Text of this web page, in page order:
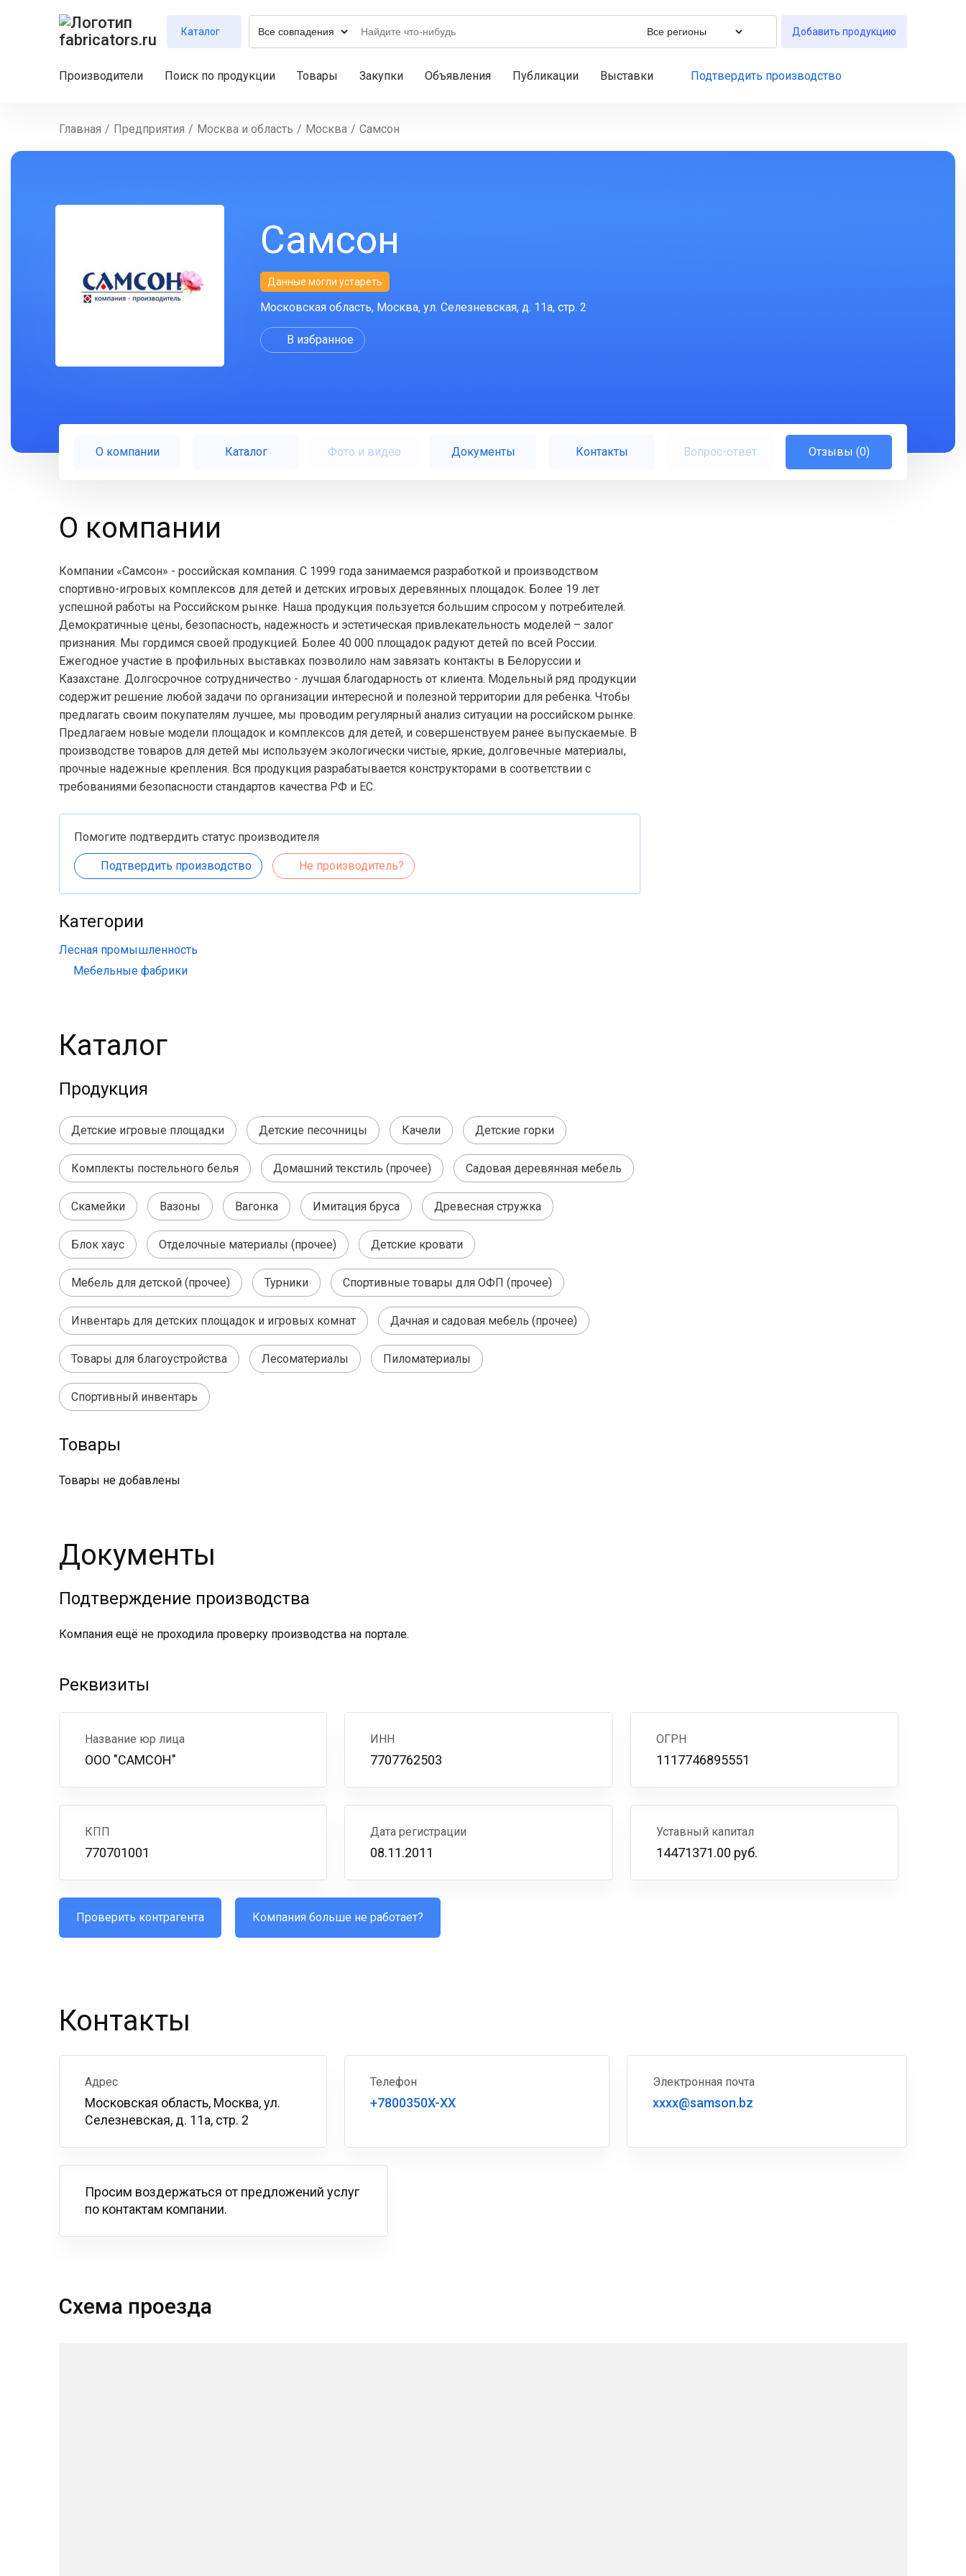
Каталог Добавить продукцию
Производители Поиск по продукции Товары Закупки Объявления Публикации Выставки Подтвердить производство
Главная / Предприятия / Москва и область / Москва / Самсон
Самсон
Данные могли устареть
Московская область, Москва, ул. Селезневская, д. 11а, стр. 2
В избранное
О компании Каталог Фото и видео Документы Контакты Вопрос-ответ Отзывы (0)
О компании
Компании «Самсон» - российская компания. С 1999 года занимаемся разработкой и производством
спортивно-игровых комплексов для детей и детских игровых деревянных площадок. Более 19 лет
успешной работы на Российском рынке. Наша продукция пользуется большим спросом у потребителей.
Демократичные цены, безопасность, надежность и эстетическая привлекательность моделей – залог
признания. Мы гордимся своей продукцией. Более 40 000 площадок радуют детей по всей России.
Ежегодное участие в профильных выставках позволило нам завязать контакты в Белоруссии и
Казахстане. Долгосрочное сотрудничество - лучшая благодарность от клиента. Модельный ряд продукции
содержит решение любой задачи по организации интересной и полезной территории для ребенка. Чтобы
предлагать своим покупателям лучшее, мы проводим регулярный анализ ситуации на российском рынке.
Предлагаем новые модели площадок и комплексов для детей, и совершенствуем ранее выпускаемые. В
производстве товаров для детей мы используем экологически чистые, яркие, долговечные материалы,
прочные надежные крепления. Вся продукция разрабатывается конструкторами в соответствии с
требованиями безопасности стандартов качества РФ и ЕС.
Помогите подтвердить статус производителя
Подтвердить производство Не производитель?
Категории
Лесная промышленность
Мебельные фабрики
Каталог
Продукция
Детские игровые площадки Детские песочницы Качели Детские горки
Комплекты постельного белья Домашний текстиль (прочее) Садовая деревянная мебель
Скамейки Вазоны Вагонка Имитация бруса Древесная стружка
Блок хаус Отделочные материалы (прочее) Детские кровати
Мебель для детской (прочее) Турники Спортивные товары для ОФП (прочее)
Инвентарь для детских площадок и игровых комнат Дачная и садовая мебель (прочее)
Товары для благоустройства Лесоматериалы Пиломатериалы
Спортивный инвентарь
Товары
Товары не добавлены
Документы
Подтверждение производства
Компания ещё не проходила проверку производства на портале.
Реквизиты
Название юр лица
ООО "САМСОН"
ИНН
7707762503
ОГРН
1117746895551
КПП
770701001
Дата регистрации
08.11.2011
Уставный капитал
14471371.00 руб.
Проверить контрагента Компания больше не работает?
Контакты
Адрес
Московская область, Москва, ул.
Селезневская, д. 11а, стр. 2
Телефон
+7800350X-XX
Электронная почта
xxxx@samson.bz
Просим воздержаться от предложений услуг
по контактам компании.
Схема проезда